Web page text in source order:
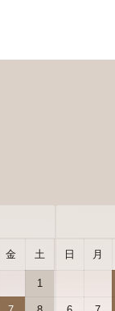
金 土
1
日 月